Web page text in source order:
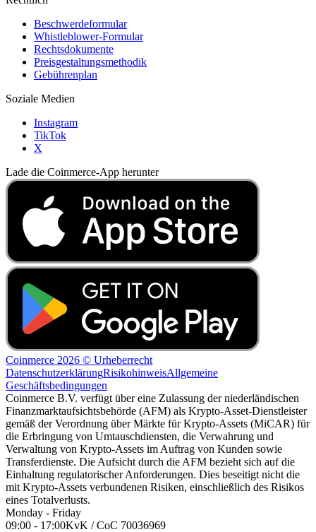
Beschwerdeformular
Whistleblower-Formular
Rechtsdokumente
Preisgestaltungsmethodik
Gebührenplan
Soziale Medien
Instagram
TikTok
X
Lade die Coinmerce-App herunter
Coinmerce 2026 © Urheberrecht
DatenschutzerklärungRisikohinweisAllgemeine
Geschäftsbedingungen
Coinmerce B.V. verfügt über eine Zulassung der niederländischen
Finanzmarktaufsichtsbehörde (AFM) als Krypto-Asset-Dienstleister
gemäß der Verordnung über Märkte für Krypto-Assets (MiCAR) für
die Erbringung von Umtauschdiensten, die Verwahrung und
Verwaltung von Krypto-Assets im Auftrag von Kunden sowie
Transferdienste. Die Aufsicht durch die AFM bezieht sich auf die
Einhaltung regulatorischer Anforderungen. Dies beseitigt nicht die
mit Krypto-Assets verbundenen Risiken, einschließlich des Risikos
eines Totalverlusts.
Monday - Friday
09:00 - 17:00KvK / CoC 70036969